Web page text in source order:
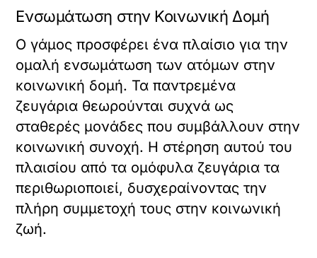
Ενσωμάτωση στην Κοινωνική Δομή
Ο γάμος προσφέρει ένα πλαίσιο για την
ομαλή ενσωμάτωση των ατόμων στην
κοινωνική δομή. Τα παντρεμένα
ζευγάρια θεωρούνται συχνά ως
σταθερές μονάδες που συμβάλλουν στην
κοινωνική συνοχή. Η στέρηση αυτού του
πλαισίου από τα ομόφυλα ζευγάρια τα
περιθωριοποιεί, δυσχεραίνοντας την
πλήρη συμμετοχή τους στην κοινωνική
ζωή.